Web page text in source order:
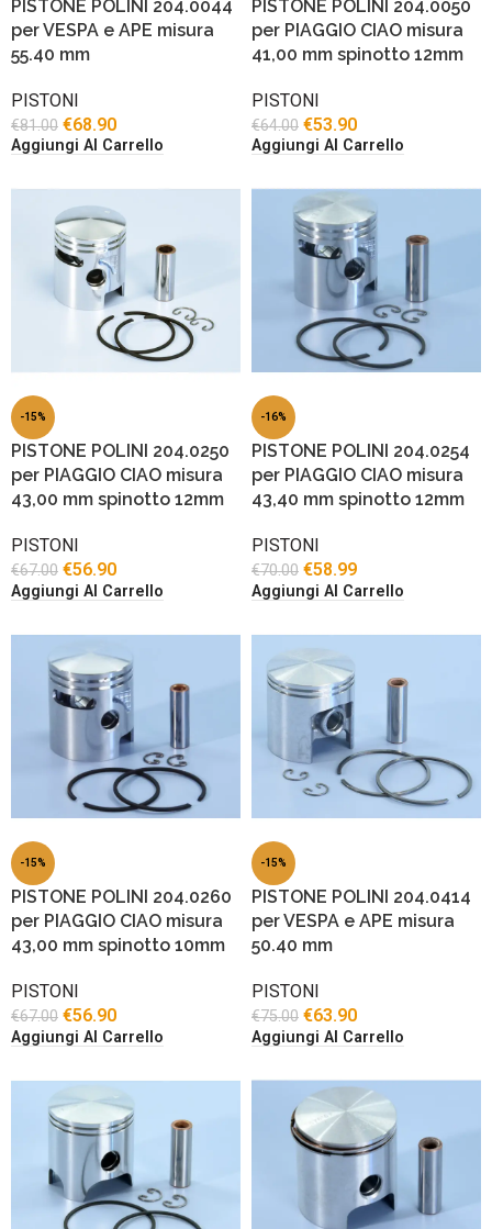
PISTONE POLINI 204.0044
per VESPA e APE misura
55.40 mm
PISTONI
€81.00 €68.90
Aggiungi Al Carrello
PISTONE POLINI 204.0050
per PIAGGIO CIAO misura
41,00 mm spinotto 12mm
PISTONI
€64.00 €53.90
Aggiungi Al Carrello
-15%
PISTONE POLINI 204.0250
per PIAGGIO CIAO misura
43,00 mm spinotto 12mm
PISTONI
€67.00 €56.90
Aggiungi Al Carrello
-16%
PISTONE POLINI 204.0254
per PIAGGIO CIAO misura
43,40 mm spinotto 12mm
PISTONI
€70.00 €58.99
Aggiungi Al Carrello
-15%
PISTONE POLINI 204.0260
per PIAGGIO CIAO misura
43,00 mm spinotto 10mm
PISTONI
€67.00 €56.90
Aggiungi Al Carrello
-15%
PISTONE POLINI 204.0414
per VESPA e APE misura
50.40 mm
PISTONI
€75.00 €63.90
Aggiungi Al Carrello